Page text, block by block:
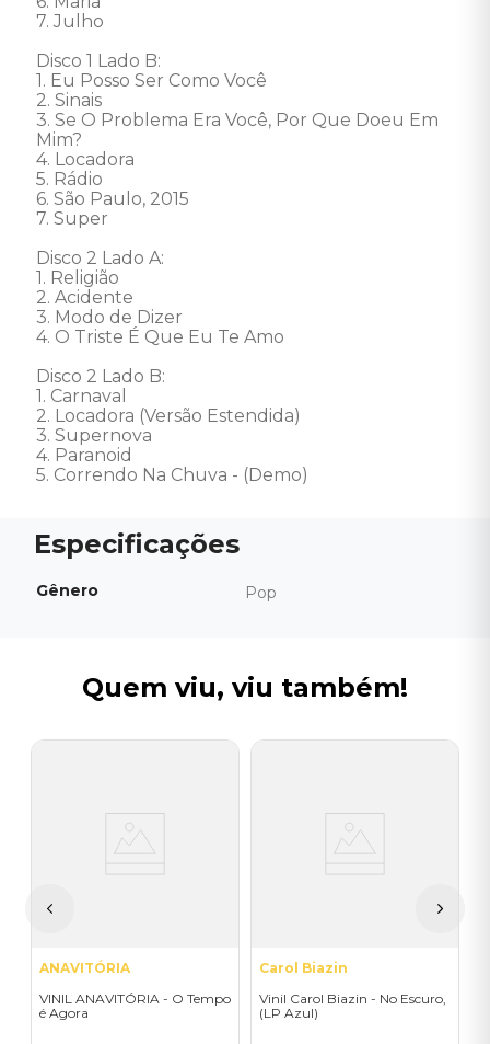
7. Julho
Disco 1 Lado B:
1. Eu Posso Ser Como Você
2. Sinais
3. Se O Problema Era Você, Por Que Doeu Em
Mim?
4. Locadora
5. Rádio
6. São Paulo, 2015
7. Super
Disco 2 Lado A:
1. Religião
2. Acidente
3. Modo de Dizer
4. O Triste É Que Eu Te Amo
Disco 2 Lado B:
1. Carnaval
2. Locadora (Versão Estendida)
3. Supernova
4. Paranoid
5. Correndo Na Chuva - (Demo)
Gênero Pop
Quem viu, viu também!
ANAVITÓRIA
VINIL ANAVITÓRIA - O Tempo
é Agora
Carol Biazin
Vinil Carol Biazin - No Escuro,
(LP Azul)